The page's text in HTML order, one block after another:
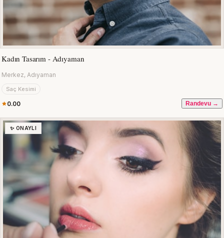
Kadın Tasarım - Adıyaman
Merkez, Adıyaman
Saç Kesimi
0.00 Randevu →
✨ ONAYLI